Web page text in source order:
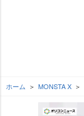
ホーム MONSTA X